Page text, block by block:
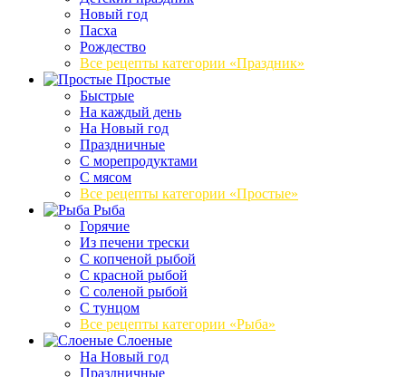
Новый год
Пасха
Рождество
Все рецепты категории «Праздник»
Простые
Быстрые
На каждый день
На Новый год
Праздничные
С морепродуктами
С мясом
Все рецепты категории «Простые»
Рыба
Горячие
Из печени трески
С копченой рыбой
С красной рыбой
С соленой рыбой
С тунцом
Все рецепты категории «Рыба»
Слоеные
На Новый год
Праздничные